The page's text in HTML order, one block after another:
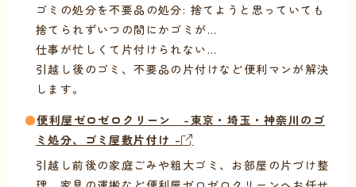
ゴミの処分を不要品の処分: 捨てようと思っていても
捨てられずいつの間にかゴミが…
仕事が忙しくて片付けられない…
引越し後のゴミ、不要品の片付けなど便利マンが解決
します。
●便利屋ゼロゼロクリーン -東京・埼玉・神奈川のゴ
ミ処分、ゴミ屋敷片付け -
引越し前後の家庭ごみや粗大ゴミ、お部屋の片づけ整